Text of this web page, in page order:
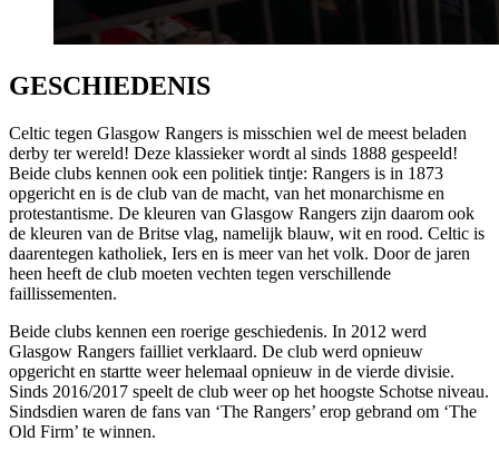
GESCHIEDENIS
Celtic tegen Glasgow Rangers is misschien wel de meest beladen
derby ter wereld! Deze klassieker wordt al sinds 1888 gespeeld!
Beide clubs kennen ook een politiek tintje: Rangers is in 1873
opgericht en is de club van de macht, van het monarchisme en
protestantisme. De kleuren van Glasgow Rangers zijn daarom ook
de kleuren van de Britse vlag, namelijk blauw, wit en rood. Celtic is
daarentegen katholiek, Iers en is meer van het volk. Door de jaren
heen heeft de club moeten vechten tegen verschillende
faillissementen.
Beide clubs kennen een roerige geschiedenis. In 2012 werd
Glasgow Rangers failliet verklaard. De club werd opnieuw
opgericht en startte weer helemaal opnieuw in de vierde divisie.
Sinds 2016/2017 speelt de club weer op het hoogste Schotse niveau.
Sindsdien waren de fans van ‘The Rangers’ erop gebrand om ‘The
Old Firm’ te winnen.